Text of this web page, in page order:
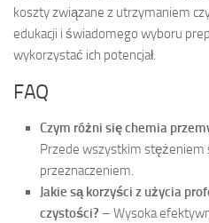
koszty związane z utrzymaniem
edukacji i świadomego wyboru
wykorzystać ich potencjał.
FAQ
Czym różni się chemia
Przede wszystkim stężeniem
przeznaczeniem.
Jakie są korzyści z użycia
czystości? – Wysoka